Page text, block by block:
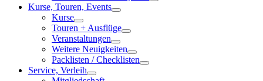
Kurse, Touren, Events
Kurse
Touren + Ausflüge
Veranstaltungen
Weitere Neuigkeiten
Packlisten / Checklisten
Service, Verleih